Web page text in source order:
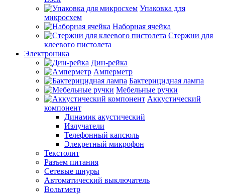
Упаковка для
микросхем
Наборная ячейка
Стержни для
клеевого пистолета
Электроника
Дин-рейка
Амперметр
Бактерицидная лампа
Мебельные ручки
Аккустический
компонент
Динамик акустический
Излучатели
Телефонный капсюль
Элекретный микрофон
Текстолит
Разъем питания
Сетевые шнуры
Автоматический выключатель
Вольтметр